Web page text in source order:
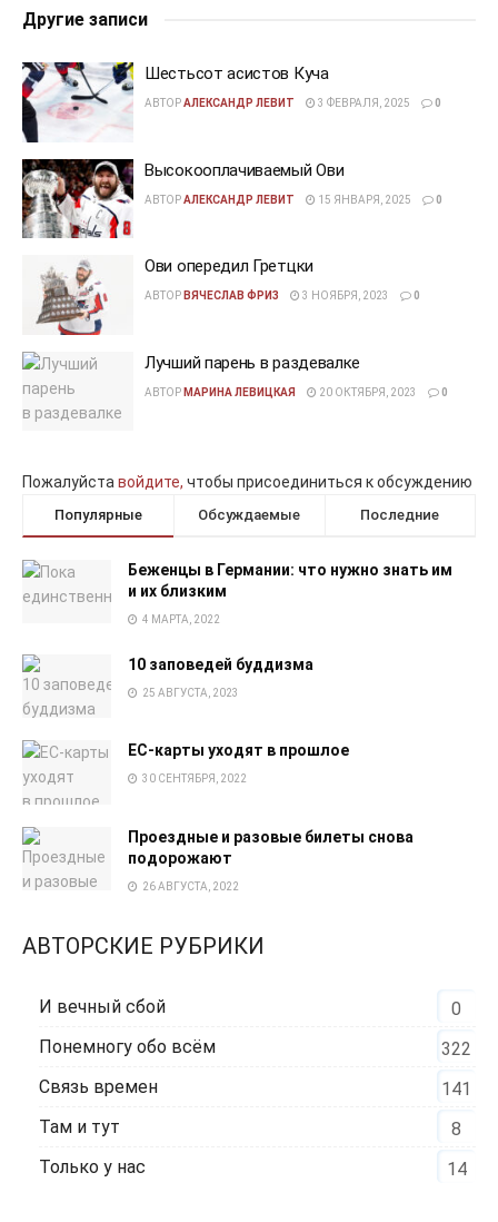
Другие записи
Шестьсот асистов Куча
АВТОРАЛЕКСАНДР ЛЕВИТ 3 ФЕВРАЛЯ, 2025 0
Высокооплачиваемый Ови
АВТОРАЛЕКСАНДР ЛЕВИТ 15 ЯНВАРЯ, 2025 0
Ови опередил Гретцки
АВТОР ВЯЧЕСЛАВ ФРИЗ 3 НОЯБРЯ, 2023 0
Лучший парень в раздевалке
АВТОР МАРИНА ЛЕВИЦКАЯ 20 ОКТЯБРЯ, 2023 0
Пожалуйставойдите, чтобы присоединиться к обсуждению
Популярные Обсуждаемые Последние
Беженцы в Германии: что нужно знать им
и их близким
4 МАРТА, 2022
10 заповедей буддизма
25 АВГУСТА, 2023
EC-карты уходят в прошлое
30 СЕНТЯБРЯ, 2022
Проездные и разовые билеты снова
подорожают
26 АВГУСТА, 2022
АВТОРСКИЕ РУБРИКИ
И вечный сбой
0
Понемногу обо всём
322
Связь времен
141
Там и тут
8
Только у нас
14